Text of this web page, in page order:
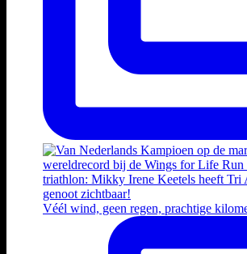
Véél wind, geen regen, prachtige